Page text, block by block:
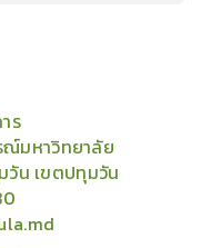
ร
มหาวิทยาลัย
วัน เขตปทุมวัน